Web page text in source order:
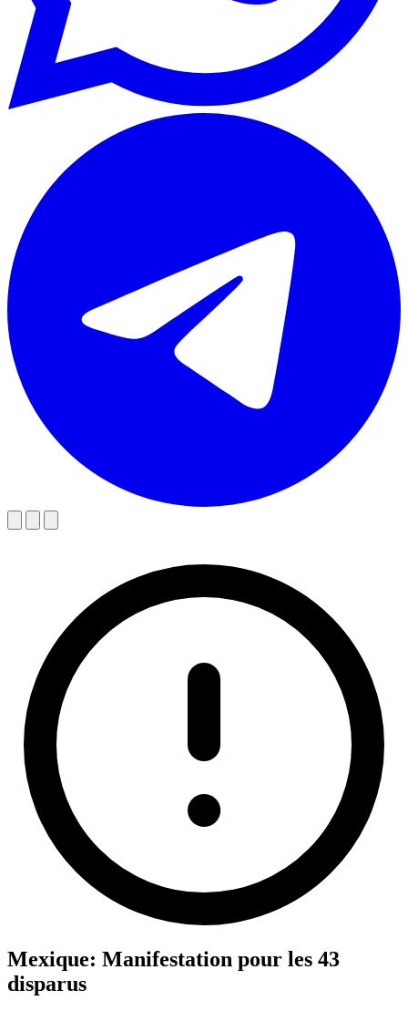
Mexique: Manifestation pour les 43
disparus